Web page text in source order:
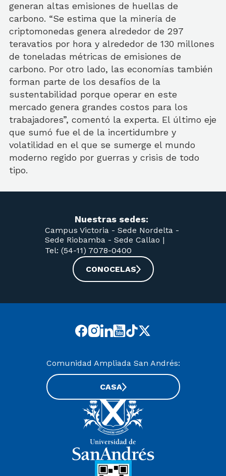
generan altas emisiones de huellas de
carbono. “Se estima que la minería de
criptomonedas genera alrededor de 297
teravatios por hora y alrededor de 130 millones
de toneladas métricas de emisiones de
carbono. Por otro lado, las economías también
forman parte de los desafíos de la
sustentabilidad porque operar en este
mercado genera grandes costos para los
trabajadores”, comentó la experta. El último eje
que sumó fue el de la incertidumbre y
volatilidad en el que se sumerge el mundo
moderno regido por guerras y crisis de todo
tipo.
Nuestras sedes:
Campus Victoria - Sede Nordelta -
Sede Riobamba - Sede Callao |
Tel: (54-11) 7078-0400
CONOCELAS
Comunidad Ampliada San Andrés:
CASA